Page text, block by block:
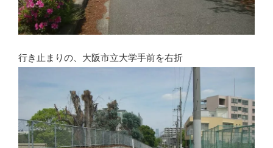
行き止まりの、大阪市立大学手前を右折